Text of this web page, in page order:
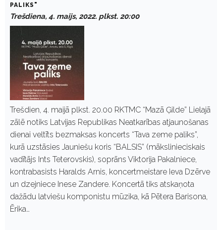
PALIKS"
Trešdiena, 4. maijs, 2022. plkst. 20:00
Trešdien, 4. maijā plkst. 20.00 RKTMC “Mazā Ģilde” Lielajā
zālē notiks Latvijas Republikas Neatkarības atjaunošanas
dienai veltīts bezmaksas koncerts “Tava zeme paliks”,
kurā uzstāsies Jauniešu koris “BALSIS” (mākslinieciskais
vadītājs Ints Teterovskis), soprāns Viktorija Pakalniece,
kontrabasists Haralds Arnis, koncertmeistare Ieva Dzērve
un dzejniece Inese Zandere. Koncertā tiks atskaņota
dažādu latviešu komponistu mūzika, kā Pētera Barisona,
Ērika…